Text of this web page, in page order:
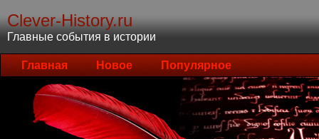
Clever-History.ru
Главные события в истории
Главная Новое Популярное